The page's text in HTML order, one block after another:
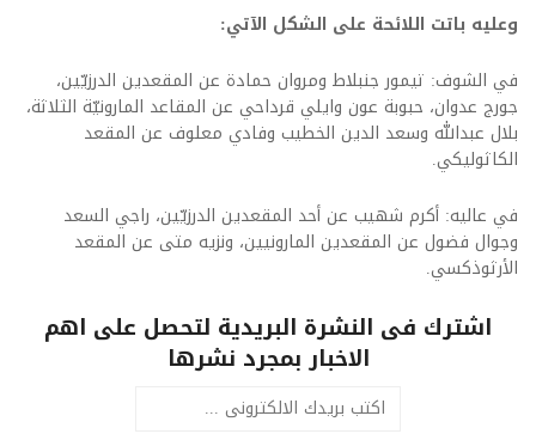
وعليه باتت اللائحة على الشكل الآتي:
في الشوف: تيمور جنبلاط ومروان حمادة عن المقعدين الدرزيّين،
جورج عدوان، حبوبة عون وايلي قرداحي عن المقاعد المارونيّة الثلاثة،
بلال عبدالله وسعد الدين الخطيب وفادي معلوف عن المقعد
الكاثوليكي.
في عاليه: أكرم شهيب عن أحد المقعدين الدرزيّين، راجي السعد
وجوال فضول عن المقعدين المارونيين، ونزيه متى عن المقعد
الأرثوذكسي.
اشترك فى النشرة البريدية لتحصل على اهم
الاخبار بمجرد نشرها